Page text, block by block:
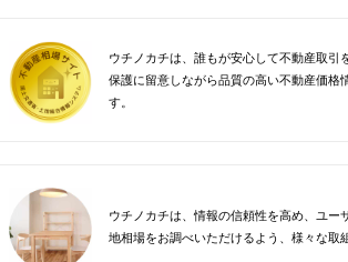
ウチノカチは、誰もが安心して不動産取引
保護に留意しながら品質の高い不動産価格
す。
ウチノカチは、情報の信頼性を高め、ユー
地相場をお調べいただけるよう、様々な取